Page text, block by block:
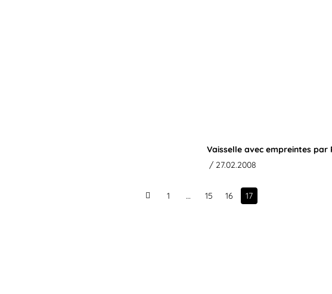
Vaisselle avec empreintes par
/ 27.02.2008
Prev 1 … 15 16 17